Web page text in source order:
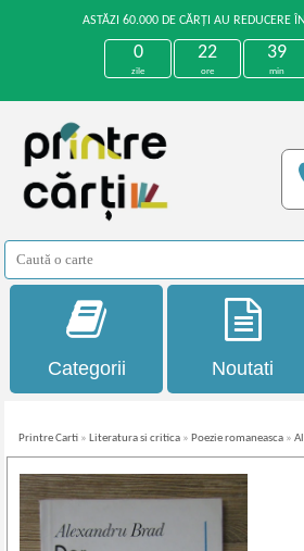
ASTĂZI 60.000 DE CĂRȚI AU REDUCERE
0
zile
22
ore
39
min
Categorii Noutati
Printre Carti » Literatura si critica » Poezie romaneasca »